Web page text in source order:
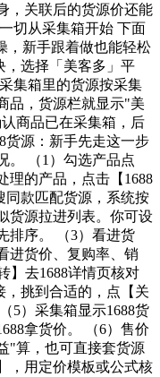
，关联后的货源价还能
切从采集箱开始 下面
，新手跟着做也能轻松
，选择「美客多」平
集箱里的货源按采集
品，货源栏就显示"美
商品已在采集箱，后
货源：新手先走这一步
。 （1）勾选产品点
理的产品，点击【1688
同款匹配货源，系统按
货源拉进列表。你可设
排序。 （3）看进货
进货价、复购率、销
】去1688详情页核对
，挑到合适的，点【关
5）采集箱显示1688货
拿货价。 （6）售价
"算，也可直接套货源
，用定价模板或公式核